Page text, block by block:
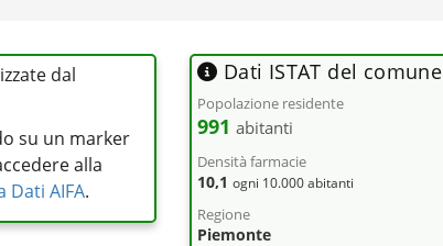
dal
su un marker
alla
Dati AIFA.
Dati ISTAT del comune
Popolazione residente
991 abitanti
Densità farmacie
10,1 ogni 10.000 abitanti
Regione
Piemonte